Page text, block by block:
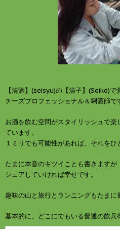
)
い
ウ
ィ
ン
ド
ウ
で
開
き
ま
【清酒】(seisyu)の【清子】(Seiko)で
チーズプロフェッショナル＆唎酒師で
お酒を飲む空間がスタイリッシュで
ています。
１ミリでも可能性があれば、それをひ
たまに本音のキツイことも書きます
シェアしていければ幸せです。
趣味の山と旅行とランニングもたまに
基本的に、どこにでもいる普通の飲兵